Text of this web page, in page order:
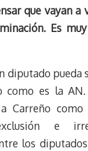
que vayan a
Es
diputado pueda
como es la
Carreño como
e
los